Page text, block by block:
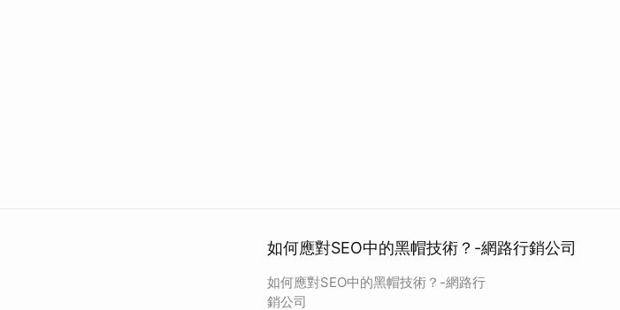
如何應對SEO中的黑帽技術？-網路行銷公司
如何應對SEO中的黑帽技術？-網路行
銷公司